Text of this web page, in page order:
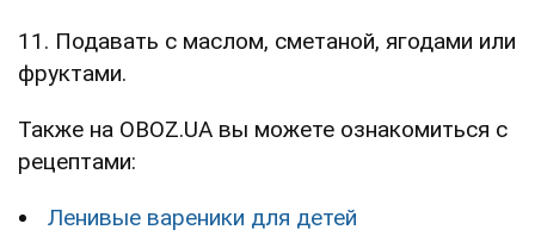
11. Подавать с маслом, сметаной, ягодами или
фруктами.
Также на OBOZ.UA вы можете ознакомиться с
рецептами:
Ленивые вареники для детей